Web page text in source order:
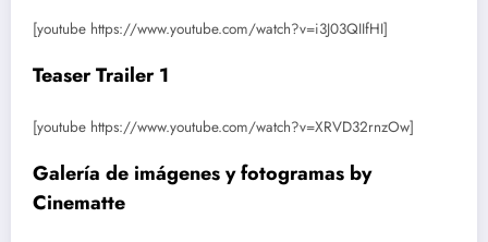
[youtube https://www.youtube.com/watch?v=i3J03QIIfHI]
Teaser Trailer 1
[youtube https://www.youtube.com/watch?v=XRVD32rnzOw]
Galería de imágenes y fotogramas by
Cinematte